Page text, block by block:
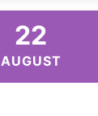
22
AUGUST